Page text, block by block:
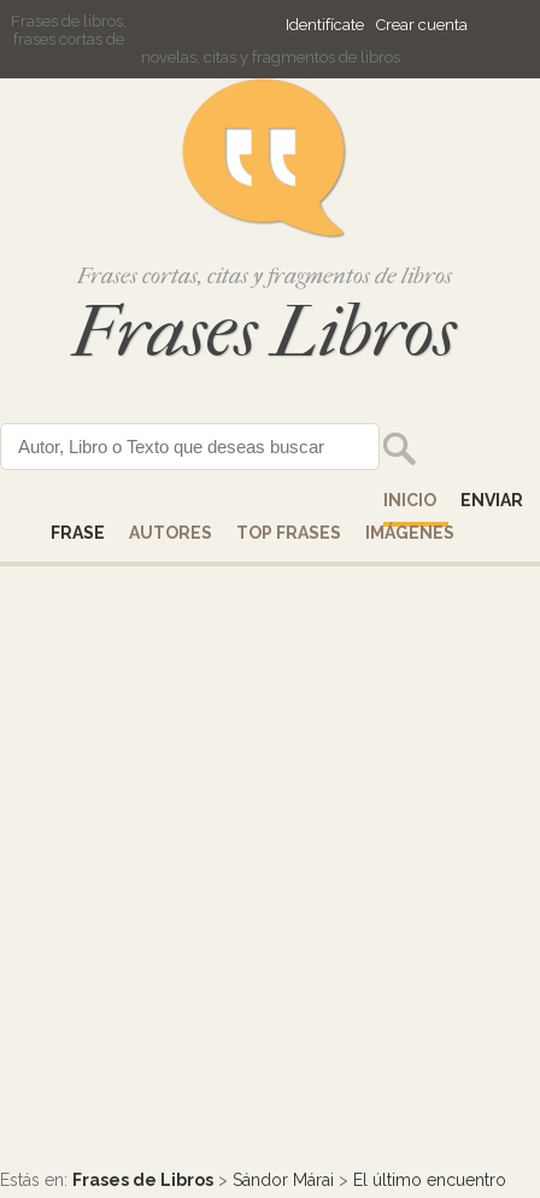
Identifícate Crear cuenta
Frases de libros,
frases cortas de
novelas, citas y fragmentos de libros
Frases cortas, citas y fragmentos de libros
Frases Libros
INICIO
ENVIAR
FRASE
AUTORES TOP FRASES IMÁGENES
Estás en: Frases de Libros > Sándor Márai > El último encuentro